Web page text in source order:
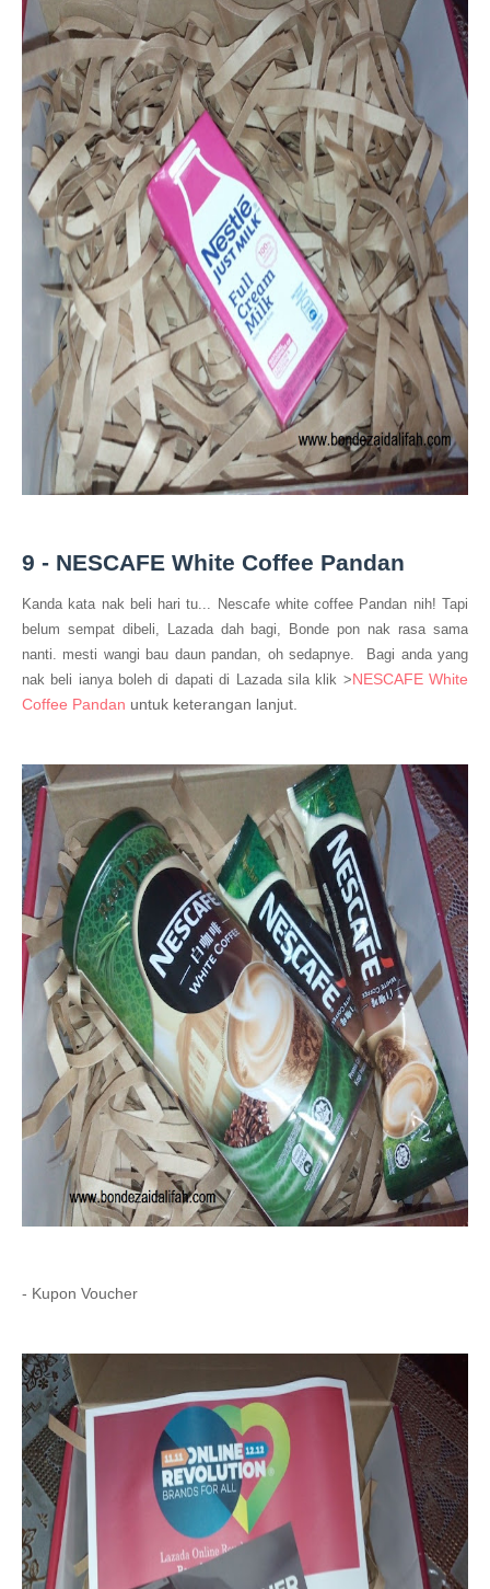
9 - NESCAFE White Coffee Pandan
Kanda kata nak beli hari tu... Nescafe white coffee Pandan nih! Tapi
belum sempat dibeli, Lazada dah bagi, Bonde pon nak rasa sama
nanti. mesti wangi bau daun pandan, oh sedapnye. Bagi anda yang
nak beli ianya boleh di dapati di Lazada sila klik >NESCAFE White
Coffee Pandan untuk keterangan lanjut.
- Kupon Voucher